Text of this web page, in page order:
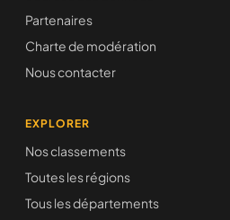
Partenaires
Charte de modération
Nous contacter
EXPLORER
Nos classements
Toutes les régions
Tous les départements